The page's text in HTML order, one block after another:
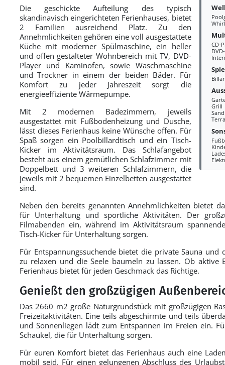
CD-
Grill
Die geschickte Aufteilung des typisch
skandinavisch eingerichteten Ferienhauses, bietet
2 Familien ausreichend Platz. Zu den
Annehmlichkeiten gehören eine voll ausgestattete
Küche mit moderner Spülmaschine, ein heller
und offen gestalteter Wohnbereich mit TV, DVD-
Player und Kaminofen, sowie Waschmaschine
und Trockner in einem der beiden Bäder. Für
Komfort zu jeder Jahreszeit sorgt die
energieeffiziente Wärmepumpe.
Mit 2 modernen Badezimmern, jeweils
ausgestattet mit Fußbodenheizung und Dusche,
lässt dieses Ferienhaus keine Wünsche offen. Für
Spaß sorgen ein Poolbillardtisch und ein Tisch-
Kicker im Aktivitätsraum. Das Schlafangebot
besteht aus einem gemütlichen Schlafzimmer mit
Doppelbett und 3 weiteren Schlafzimmern, die
jeweils mit 2 bequemen Einzelbetten ausgestattet
sind.
Neben den bereits genannten Annehmlichkeiten bietet
für Unterhaltung und sportliche Aktivitäten. Der
Filmabenden ein, während im Aktivitätsraum
Tisch-Kicker für Unterhaltung sorgen.
Für Entspannungssuchende bietet die private Sauna
zu relaxen und die Seele baumeln zu lassen. Ob aktive
Ferienhaus bietet für jeden Geschmack das Richtige.
Genießt den großzügigen
Das 2660 m2 große Naturgrundstück mit großzügigen
Freizeitaktivitäten. Eine teils abgeschirmte und teils
und Sonnenliegen lädt zum Entspannen im Freien ein.
Schaukel, die für Unterhaltung sorgen.
Für euren Komfort bietet das Ferienhaus auch eine
mobil seid. Für einen gelungenen Abschluss des